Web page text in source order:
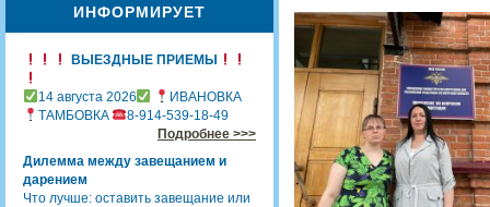
ИНФОРМИРУЕТ
ВЫЕЗДНЫЕ ПРИЕМЫ
14 августа 2026
ИВАНОВКА
ТАМБОВКА
8-914-539-18-49
Подробнее >>>
Дилемма между завещанием и
дарением
Что лучше: оставить завещание или